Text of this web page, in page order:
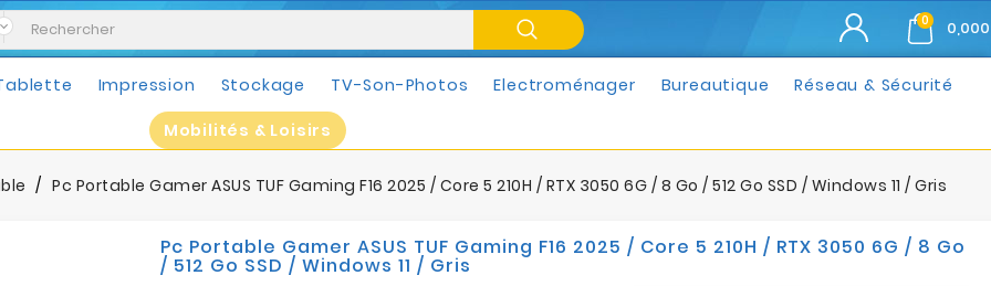
0
Impression Stockage TV-Son-Photos Electroménager Bureautique Réseau & Sécurité
Mobilités & Loisirs
Pc Portable Gamer ASUS TUF Gaming F16 2025 / Core 5 210H / RTX 3050 6G / 8 Go / 512 Go SSD / Windows 11 / Gris
Pc Portable Gamer ASUS TUF Gaming F16 2025 / Core 5 210H / RTX 3050 6G / 8 Go
/ 512 Go SSD / Windows 11 / Gris